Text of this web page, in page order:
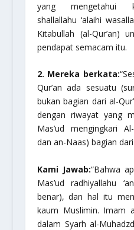
yang mengetahui
shallallahu ‘alaihi
Kitabullah (al-Qur’an)
pendapat semacam itu.
2. Mereka berkata:
Qur’an ada sesuatu
bukan bagian dari al-
dengan riwayat yang
Mas’ud mengingkari
dan an-Naas) bagian dari
Kami Jawab:“Bahwa
Mas’udradhiyallahu
benar), dan hal itu
kaum Muslimin. Imam
dalam Syarh al-